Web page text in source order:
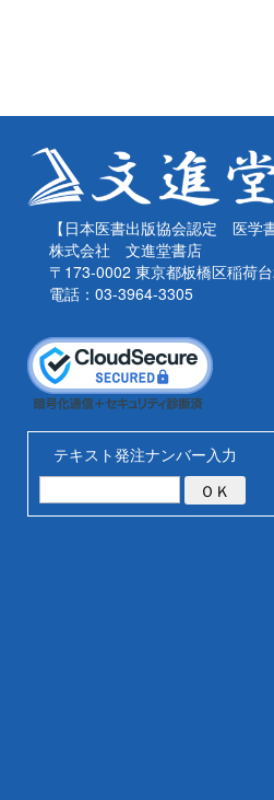
【日本医書出版協会認定 医学
株式会社 文進堂書店
〒173-0002 東京都板橋区稲荷
電話：03-3964-3305
テキスト発注ナンバー入力